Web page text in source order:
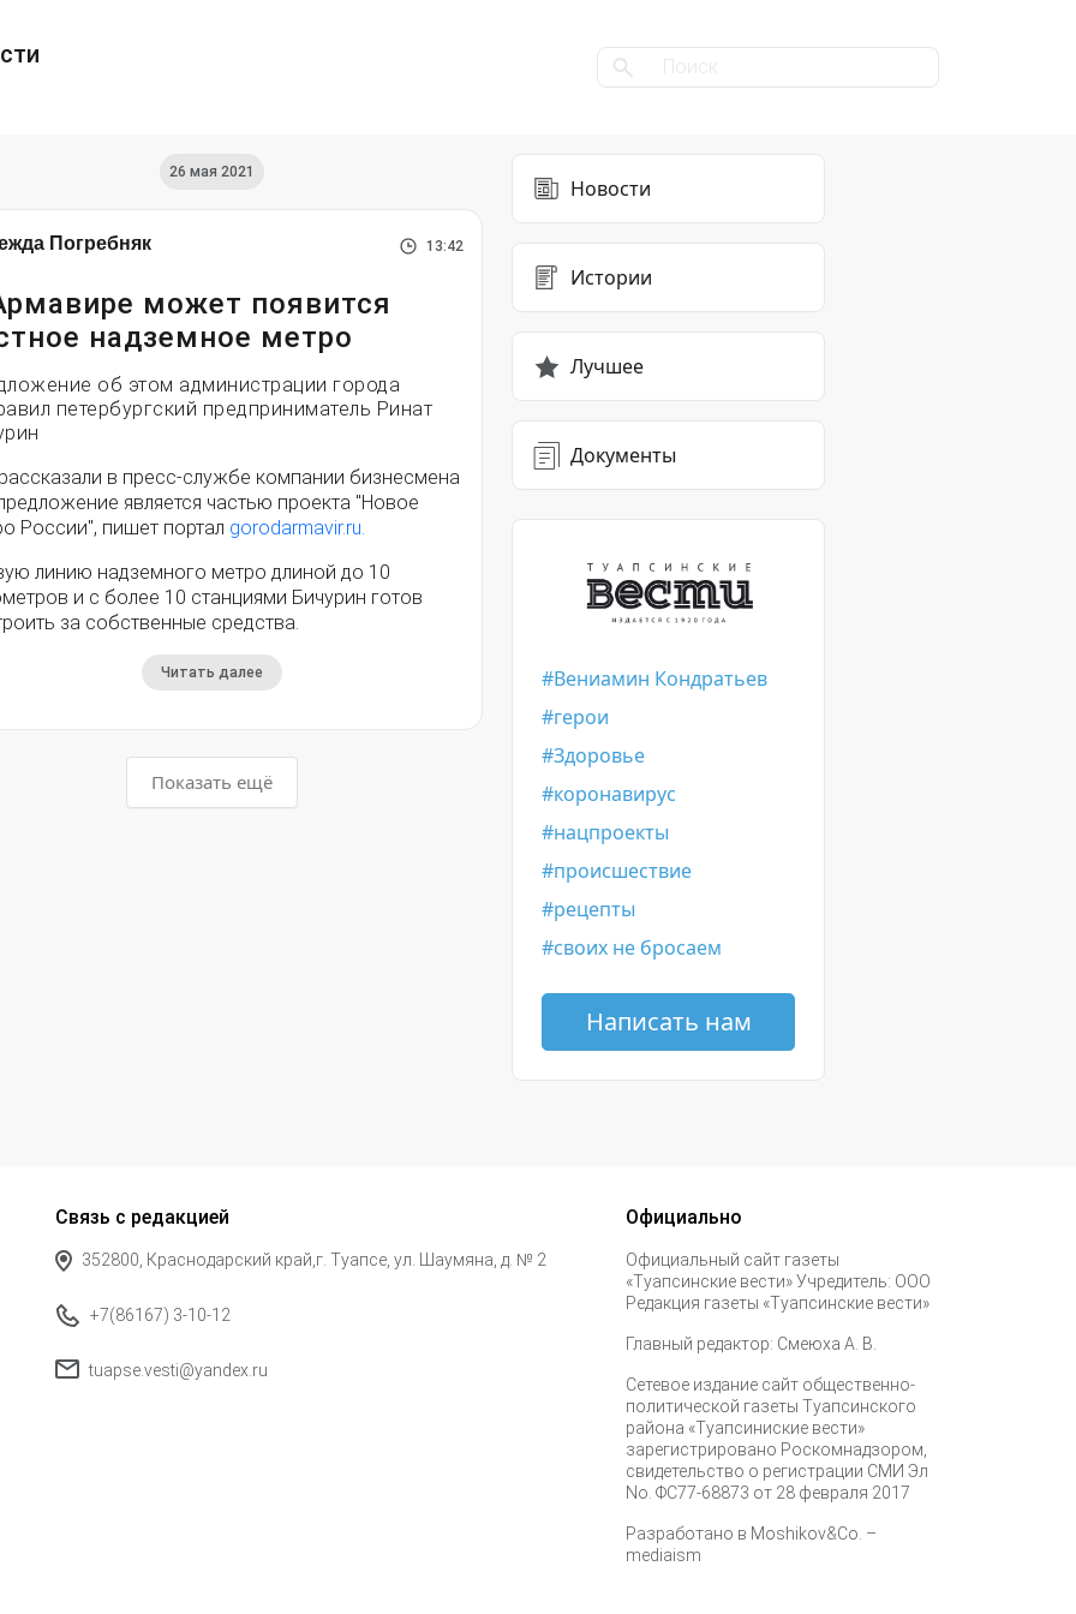
26 мая 2021
Погребняк 13:42
может появится
надземное метро
об этом администрации города
петербургский предприниматель Ринат
в пресс-службе компании бизнесмена
является частью проекта "Новое
России", пишет портал gorodarmavir.ru.
линию надземного метро длиной до 10
и с более 10 станциями Бичурин готов
за собственные средства.
Читать далее
Показать ещё
Новости
Истории
Лучшее
Документы
Вениамин Кондратьев
герои
Здоровье
коронавирус
нацпроекты
происшествие
рецепты
своих не бросаем
Написать нам
Связь с редакцией
352800, Краснодарский край,г. Туапсе, ул. Шаумяна, д. № 2
+7(86167) 3-10-12
tuapse.vesti@yandex.ru
Официально
Официальный сайт газеты
«Туапсинские вести» Учредитель: ООО
Редакция газеты «Туапсинские вести»
Главный редактор: Смеюха А. В.
Сетевое издание сайт общественно-
политической газеты Туапсинского
района «Туапсиниские вести»
зарегистрировано Роскомнадзором,
свидетельство о регистрации СМИ Эл
No. ФС77-68873 от 28 февраля 2017
Разработано в Moshikov&Co. –
mediaism